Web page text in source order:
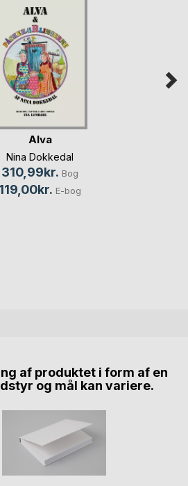
Alva
Nina Dokkedal
310,99kr. Bog
119,00kr. E-bog
af produktet i form af en
og mål kan variere.